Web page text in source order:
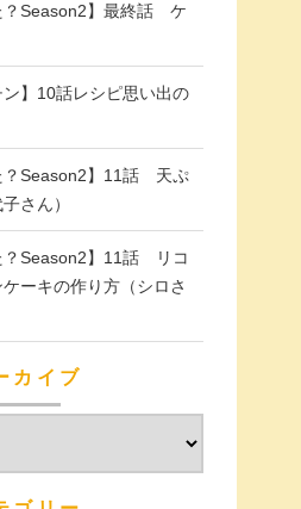
？Season2】最終話 ケ
ン】10話レシピ思い出の
？Season2】11話 天ぷ
さん）
？Season2】11話 リコ
ーキの作り方（シロさ
カイブ